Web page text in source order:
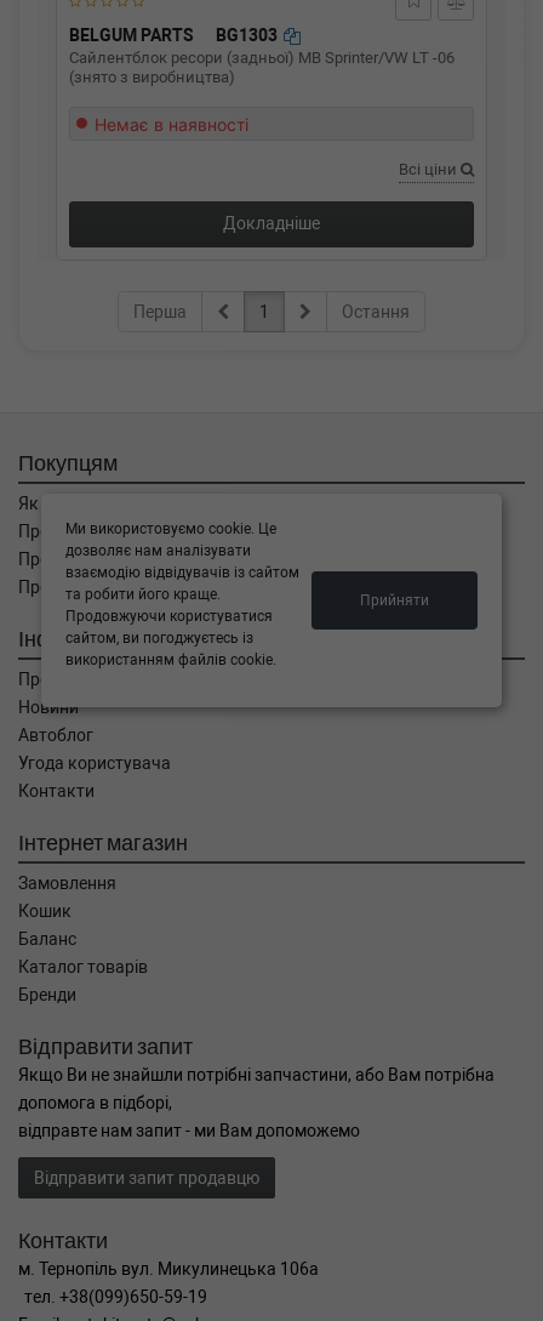
BELGUM PARTS BG1303
Сайлентблок ресори (задньої) MB Sprinter/VW LT -06
(знято з виробництва)
Немає в наявності
Всі ціни
Докладніше
Перша 1 Остання
Покупцям
Як замовити
Про оплату
Про доставку
Про повернення
Інформація
Про компанію
Новини
Автоблог
Угода користувача
Контакти
Інтернет магазин
Замовлення
Кошик
Баланс
Каталог товарів
Бренди
Відправити запит
Якщо Ви не знайшли потрібні запчастини, або Вам потрібна
допомога в підборі,
відправте нам запит - ми Вам допоможемо
Відправити запит продавцю
Контакти
м. Тернопіль вул. Микулинецька 106а
тел. +38(099)650-59-19
Ми використовуємо cookie. Це
дозволяє нам аналізувати
взаємодію відвідувачів із сайтом
та робити його краще.
Продовжуючи користуватися
сайтом, ви погоджуєтесь із
використанням файлів cookie.
Прийняти